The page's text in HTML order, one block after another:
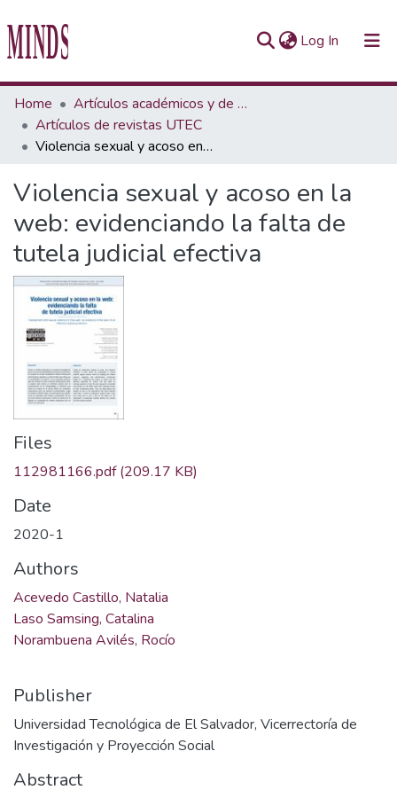
Log In (current)
Communities & Collections
All of Repository UTEC
Home
Artículos académicos y de opinión
Artículos de revistas UTEC
Violencia sexual y acoso en la web: evidenciando la falta de tutela judicial efectiva
Violencia sexual y acoso en la
web: evidenciando la falta de
tutela judicial efectiva
Files
112981166.pdf(209.17 KB)
Date
2020-1
Authors
Acevedo Castillo, Natalia
Laso Samsing, Catalina
Norambuena Avilés, Rocío
Publisher
Universidad Tecnológica de El Salvador, Vicerrectoría de
Investigación y Proyección Social
Abstract